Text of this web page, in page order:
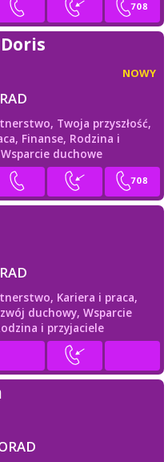
NOWY
Twoja przyszłość,
Finanse, Rodzina i
Wsparcie duchowe
Kariera i praca,
duchowy, Wsparcie
i przyjaciele